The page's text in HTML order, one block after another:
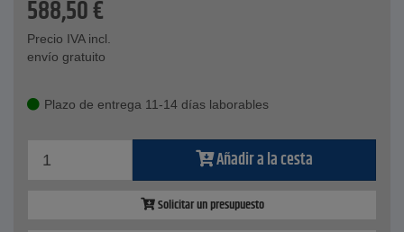
588,50€
Precio IVA incl.
envío gratuito
Plazo de entrega 11-14 días laborables
Añadir a la cesta
Solicitar un presupuesto